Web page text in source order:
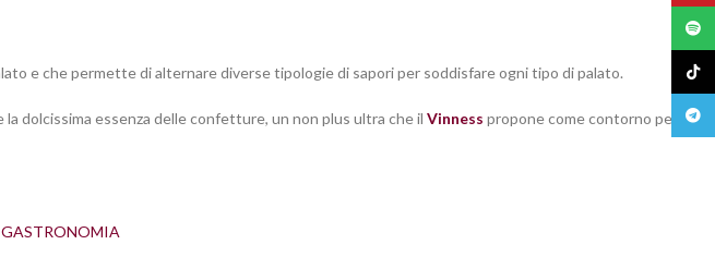
e che permette di alternare diverse tipologie di sapori per soddisfare ogni tipo di palato.
dolcissima essenza delle confetture, un non plus ultra che il Vinness propone come contorno perfetto